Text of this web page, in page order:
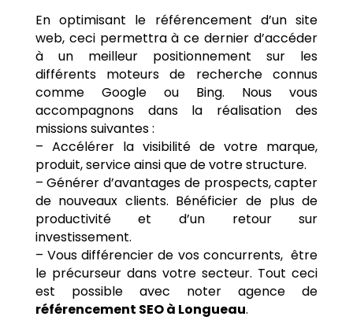
En optimisant le référencement d’un site
web, ceci permettra à ce dernier d’accéder
à un meilleur positionnement sur les
différents moteurs de recherche connus
comme Google ou Bing. Nous vous
accompagnons dans la réalisation des
missions suivantes :
– Accélérer la visibilité de votre marque,
produit, service ainsi que de votre structure.
– Générer d’avantages de prospects, capter
de nouveaux clients. Bénéficier de plus de
productivité et d’un retour sur
investissement.
– Vous différencier de vos concurrents, être
le précurseur dans votre secteur. Tout ceci
est possible avec noter agence de
référencement SEO à Longueau.